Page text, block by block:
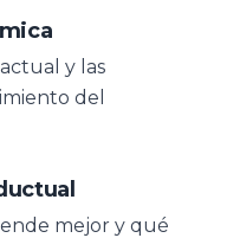
y las
del
mejor y qué